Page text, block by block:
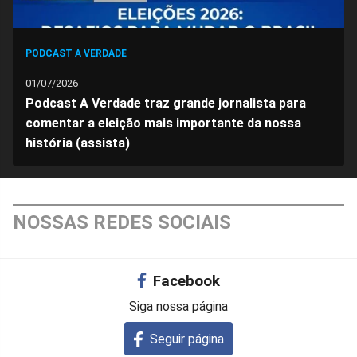
PODCAST A VERDADE
01/07/2026
Podcast A Verdade traz grande jornalista para
comentar a eleição mais importante da nossa
história (assista)
NOSSAS REDES SOCIAIS
Facebook
Siga nossa página
Seguir página